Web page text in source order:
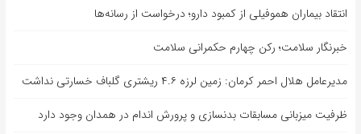
انتقاد بیماران هموفیلی از کمبود دارو؛ درخواست از رسانه‌ها
خبرنگار سلامت؛ رکن چهارم حکمرانی سلامت
مدیرعامل هلال احمر کرمان: زمین لرزه ۴.۶ ریشتری گلباف خسارتی نداشت
ظرفیت میزبانی مسابقات بدنسازی و پرورش اندام در همدان وجود دارد